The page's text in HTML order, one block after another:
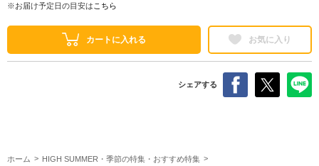
※お届け予定日の目安は こちら
カートに入れる お気に入り
シェアする
ホーム
HIGH SUMMER・季節の特集・おすすめ特集